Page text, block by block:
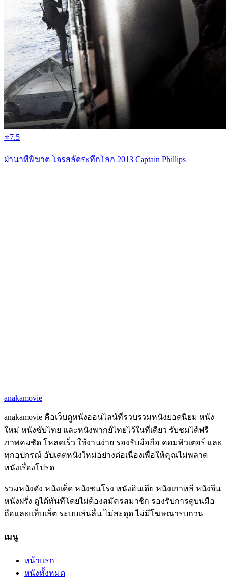
⭐7.5
ฝ่านาทีพิฆาต โจรสลัดระทึกโลก 2013 Captain Phillips
anakamovie
anakamovie คือเว็บดูหนังออนไลน์ที่รวบรวมหนังยอดนิยม หนัง
ใหม่ หนังซับไทย และหนังพากย์ไทยไว้ในที่เดียว รับชมได้ฟรี
ภาพคมชัด โหลดเร็ว ใช้งานง่าย รองรับมือถือ คอมพิวเตอร์ และ
ทุกอุปกรณ์ อัปเดตหนังใหม่อย่างต่อเนื่องเพื่อให้คุณไม่พลาด
หนังเรื่องโปรด
รวมหนังดัง หนังเด็ด หนังชนโรง หนังอินเดีย หนังเกาหลี หนังจีน
หนังฝรั่ง ดูได้ทันทีโดยไม่ต้องสมัครสมาชิก รองรับการดูบนมือ
ถือและแท็บเล็ต ระบบเล่นลื่น ไม่สะดุด ไม่มีโฆษณารบกวน
เมนู
หน้าแรก
หนังทั้งหมด